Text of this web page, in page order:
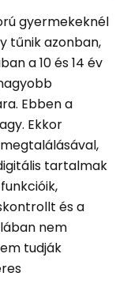
gyermekeknél
tűnik azonban,
a 10 és 14 év
Ebben a
Ekkor
tartalmak
és a
nem
tudják